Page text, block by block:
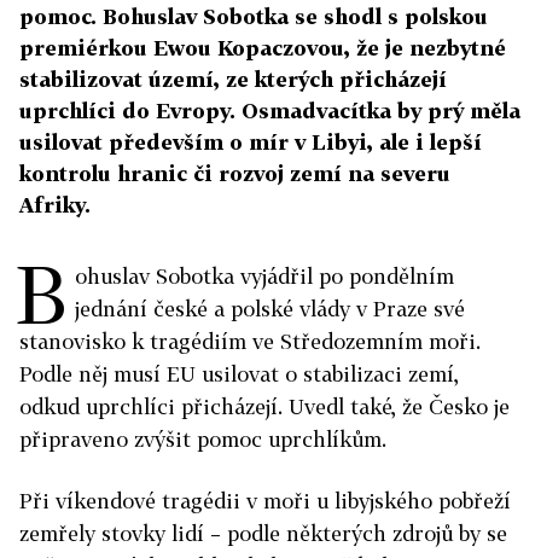
pomoc. Bohuslav Sobotka se shodl s polskou
premiérkou Ewou Kopaczovou, že je nezbytné
stabilizovat území, ze kterých přicházejí
uprchlíci do Evropy. Osmadvacítka by prý měla
usilovat především o mír v Libyi, ale i lepší
kontrolu hranic či rozvoj zemí na severu
Afriky.
B ohuslav Sobotka vyjádřil po pondělním
jednání české a polské vlády v Praze své
stanovisko k tragédiím ve Středozemním moři.
Podle něj musí EU usilovat o stabilizaci zemí,
odkud uprchlíci přicházejí. Uvedl také, že Česko je
připraveno zvýšit pomoc uprchlíkům.
Při víkendové tragédii v moři u libyjského pobřeží
zemřely stovky lidí – podle některých zdrojů by se